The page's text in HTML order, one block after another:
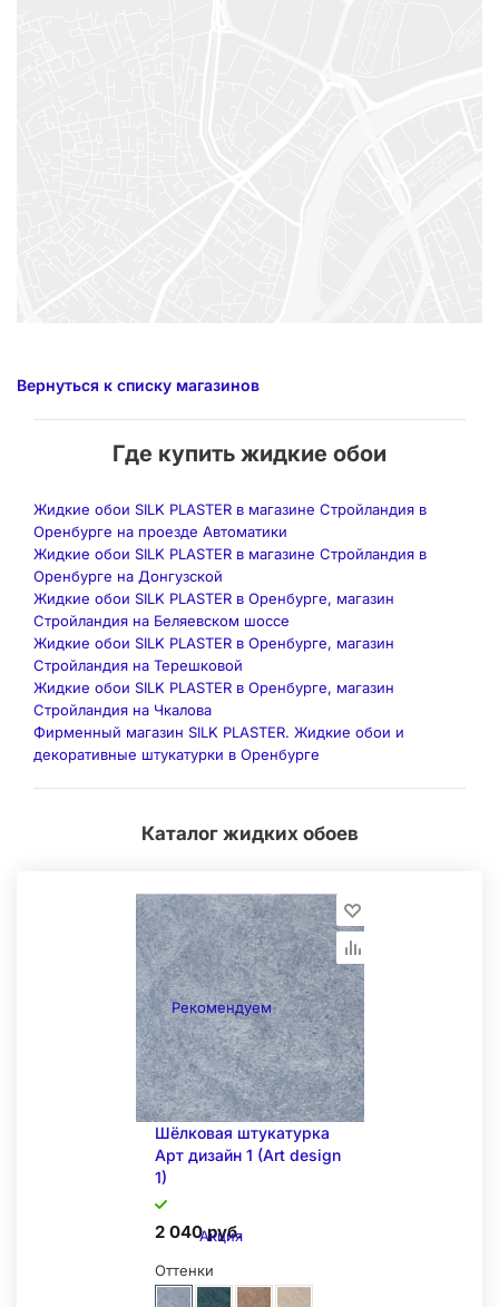
Вернуться к списку магазинов
Где купить жидкие обои
Жидкие обои SILK PLASTER в магазине Стройландия в
Оренбурге на проезде Автоматики
Жидкие обои SILK PLASTER в магазине Стройландия в
Оренбурге на Донгузской
Жидкие обои SILK PLASTER в Оренбурге, магазин
Стройландия на Беляевском шоссе
Жидкие обои SILK PLASTER в Оренбурге, магазин
Стройландия на Терешковой
Жидкие обои SILK PLASTER в Оренбурге, магазин
Стройландия на Чкалова
Фирменный магазин SILK PLASTER. Жидкие обои и
декоративные штукатурки в Оренбурге
Каталог жидких обоев
Рекомендуем
Акция
Шёлковая штукатурка
Арт дизайн 1 (Art design
1)
2 040 руб.
Оттенки